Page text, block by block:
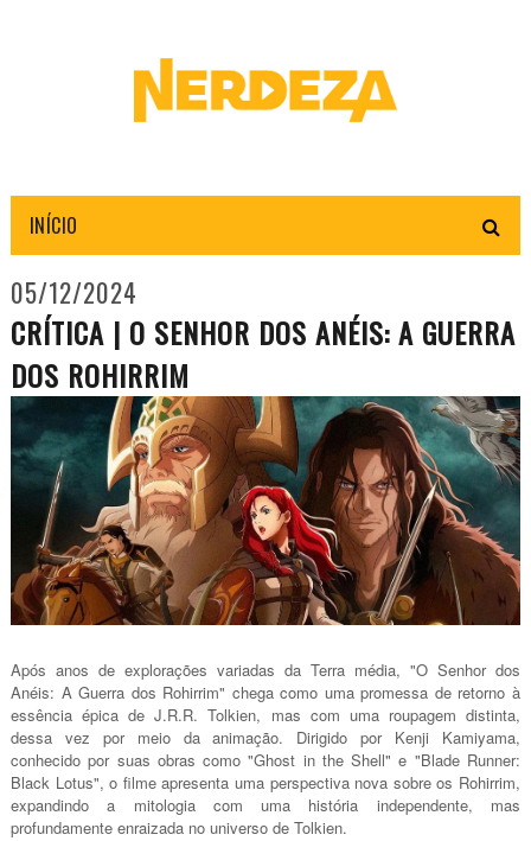
INÍCIO
05/12/2024
CRÍTICA | O SENHOR DOS ANÉIS: A GUERRA
DOS ROHIRRIM
Após anos de explorações variadas da Terra média, "O Senhor dos
Anéis: A Guerra dos Rohirrim" chega como uma promessa de retorno à
essência épica de J.R.R. Tolkien, mas com uma roupagem distinta,
dessa vez por meio da animação. Dirigido por Kenji Kamiyama,
conhecido por suas obras como "Ghost in the Shell" e "Blade Runner:
Black Lotus", o filme apresenta uma perspectiva nova sobre os Rohirrim,
expandindo a mitologia com uma história independente, mas
profundamente enraizada no universo de Tolkien.